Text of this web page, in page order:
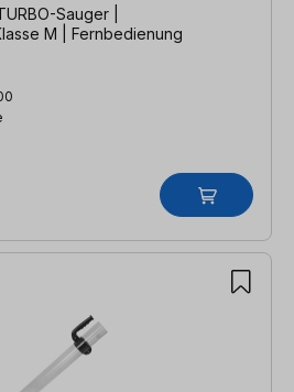
Sauger |
M | Fernbedienung